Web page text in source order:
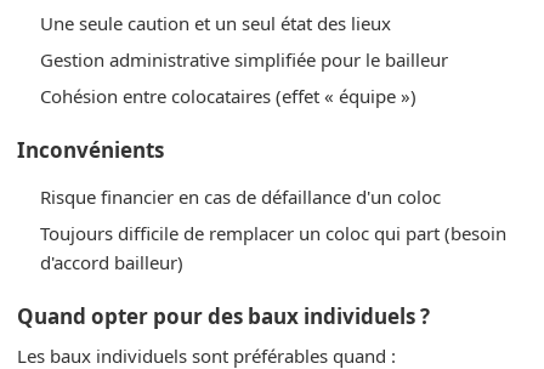
Une seule caution et un seul état des lieux
Gestion administrative simplifiée pour le bailleur
Cohésion entre colocataires (effet « équipe »)
Inconvénients
Risque financier en cas de défaillance d'un coloc
Toujours difficile de remplacer un coloc qui part (besoin
d'accord bailleur)
Quand opter pour des baux individuels ?
Les baux individuels sont préférables quand :